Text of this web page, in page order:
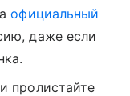
официальный
даже если
пролистайте